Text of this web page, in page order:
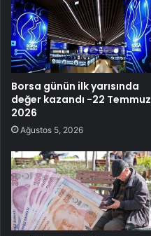
Borsa günün ilk yarısında
değer kazandı -22 Temmuz
2026
Ağustos 5, 2026